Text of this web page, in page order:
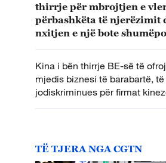
thirrje për mbrojtjen e
përbashkëta të njerëzimit
nxitjen e një bote
Kina i bën thirrje BE-së të
mjedis biznesi të barabartë,
jodiskriminues për firmat
TË TJERA NGA CGTN